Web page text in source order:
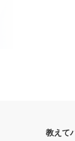
教えて